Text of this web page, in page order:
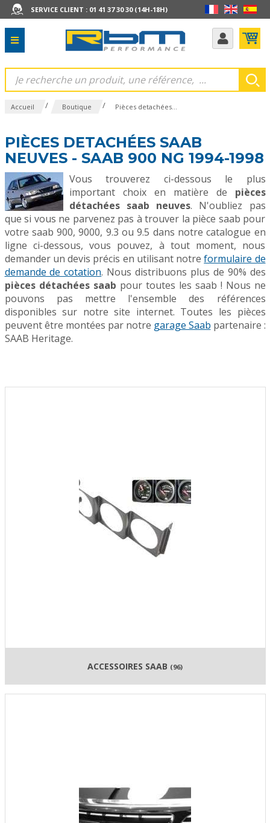
SERVICE CLIENT : 01 41 37 30 30 (14H-18H)
Accueil / Boutique / Pièces detachées...
PIÈCES DETACHÉES SAAB
NEUVES - SAAB 900 NG 1994-1998
Vous trouverez ci-dessous le plus
important choix en matière de pièces
détachées saab neuves. N'oubliez pas
que si vous ne parvenez pas à trouver la pièce saab pour
votre saab 900, 9000, 9.3 ou 9.5 dans notre catalogue en
ligne ci-dessous, vous pouvez, à tout moment, nous
demander un devis précis en utilisant notreformulaire de
demande de cotation. Nous distribuons plus de 90% des
pièces détachées saab pour toutes les saab ! Nous ne
pouvons pas mettre l'ensemble des références
disponibles sur notre site internet. Toutes les pièces
peuvent être montées par notre garage Saab partenaire :
SAAB Heritage.
ACCESSOIRES SAAB (96)